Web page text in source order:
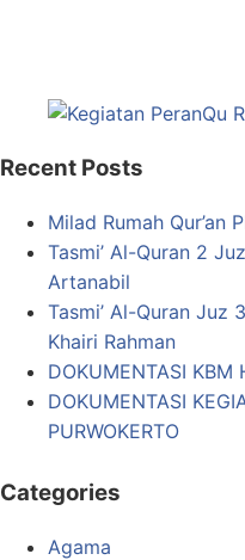
Recent Posts
Milad Rumah Qur’an
Tasmi’ Al-Quran 2
Artanabil
Tasmi’ Al-Quran Juz
Khairi Rahman
DOKUMENTASI KBM
DOKUMENTASI
PURWOKERTO
Categories
Agama